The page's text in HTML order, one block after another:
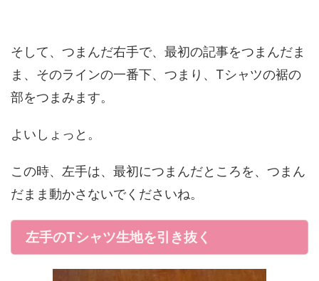
そして、つまんだ右手で、最初の記事をつまんだま
ま、そのラインの一番下、つまり、Tシャツの裾の
部をつまみます。
よいしょっと。
この時、左手は、最初につまんだところを、つまん
だまま動かさないでくださいね。
左手のTシャツ生地を引き抜く